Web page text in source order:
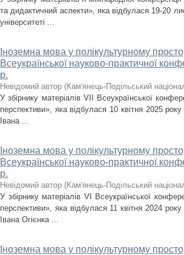
та дидактичний аспекти», яка відбулася 19-20
університеті ...
Іноземна мова у полікультурному
Всеукраїнської науково-практичної
р.
Невідомий автор (Кам'янець-Подільський
У збірнику матеріалів VІІ Всеукраїнської
перспективи», яка відбулася 10 квітня 2025
Івана ...
Іноземна мова у полікультурному
Всеукраїнської науково-практичної
р.
Невідомий автор (Кам'янець-Подільський
У збірнику матеріалів VІ Всеукраїнської
перспективи», яка відбулася 11 квітня 2024
Івана Огієнка ...
Іноземна мова у полікультурному